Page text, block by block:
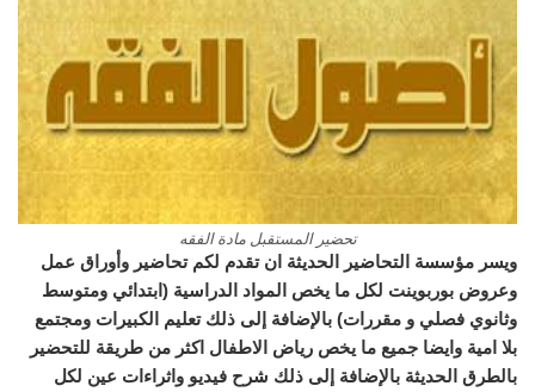
تحضير المستقبل مادة الفقه
ويسر مؤسسة التحاضير الحديثة ان تقدم لكم تحاضير وأوراق عمل
وعروض بوربوينت لكل ما يخص المواد الدراسية (ابتدائي ومتوسط
وثانوي فصلي و مقررات) بالإضافة إلى ذلك تعليم الكبيرات ومجتمع
بلا امية وايضا جميع ما يخص رياض الاطفال اكثر من طريقة للتحضير
بالطرق الحديثة بالإضافة إلى ذلك شرح فيديو واثراءات عين لكل